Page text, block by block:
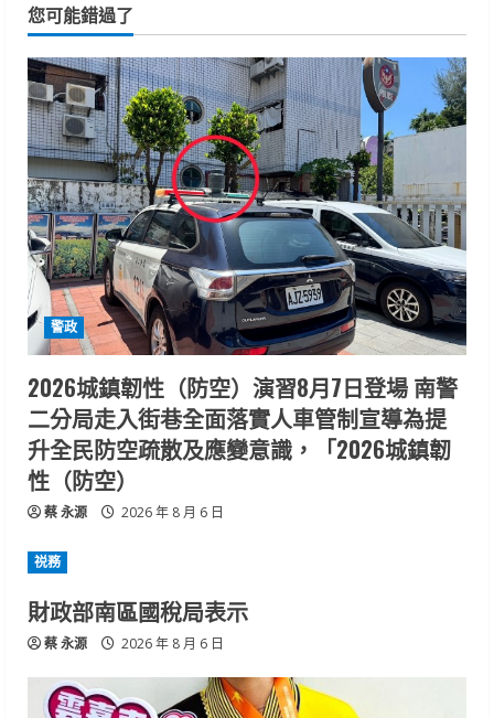
您可能錯過了
警政
2026城鎮韌性（防空）演習8月7日登場 南警
二分局走入街巷全面落實人車管制宣導為提
升全民防空疏散及應變意識，「2026城鎮韌
性（防空）
蔡 永源 2026 年 8 月 6 日
祱務
財政部南區國稅局表示
蔡 永源 2026 年 8 月 6 日